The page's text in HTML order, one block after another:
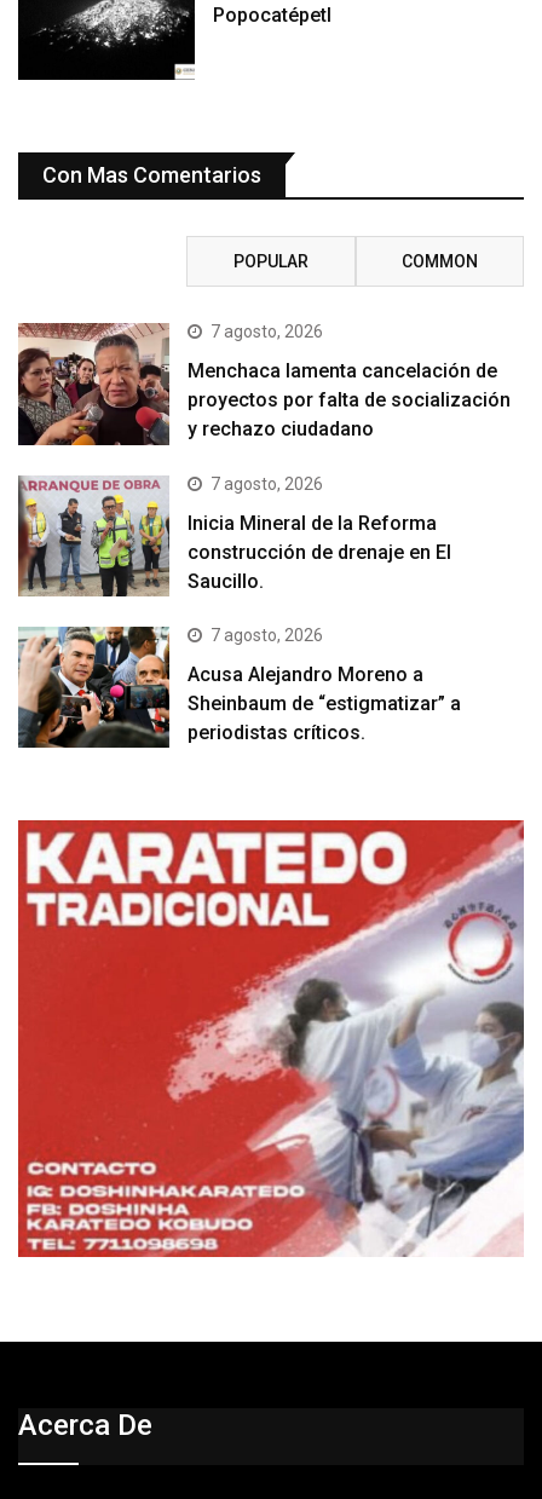
Popocatépetl
Con Mas Comentarios
POPULAR COMMON
7 agosto, 2026
Menchaca lamenta cancelación de
proyectos por falta de socialización
y rechazo ciudadano
7 agosto, 2026
Inicia Mineral de la Reforma
construcción de drenaje en El
Saucillo.
7 agosto, 2026
Acusa Alejandro Moreno a
Sheinbaum de “estigmatizar” a
periodistas críticos.
Acerca De